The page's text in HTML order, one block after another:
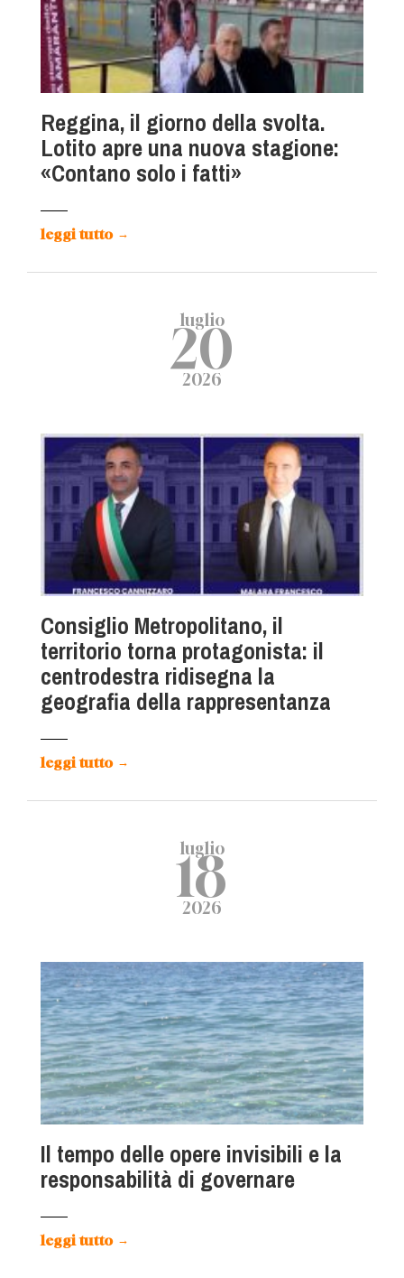
Reggina, il giorno della svolta.
Lotito apre una nuova stagione:
«Contano solo i fatti»
leggi tutto →
luglio
20
2026
Consiglio Metropolitano, il
territorio torna protagonista: il
centrodestra ridisegna la
geografia della rappresentanza
leggi tutto →
luglio
18
2026
Il tempo delle opere invisibili e la
responsabilità di governare
leggi tutto →